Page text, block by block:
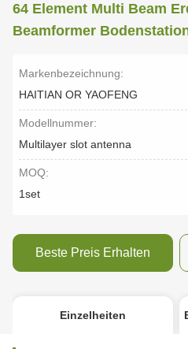
64 Element Multi Beam
Beamformer
Markenbezeichnung:
HAITIAN OR YAOFENG
Modellnummer:
Multilayer slot antenna
MOQ:
1set
Beste Preis Erhalten
Einzelheiten